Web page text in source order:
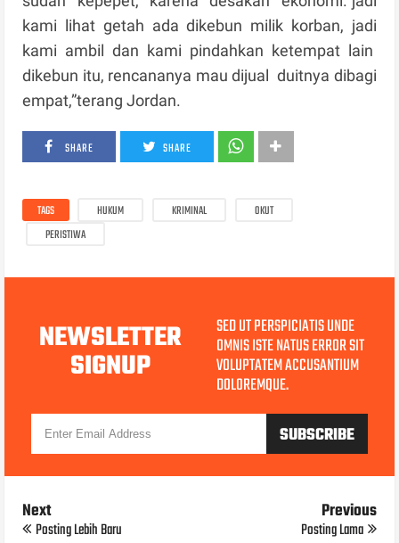
kami lihat getah ada dikebun milik korban, jadi
kami ambil dan kami pindahkan ketempat lain
dikebun itu, rencananya mau dijual duitnya dibagi
empat,”terang Jordan.
SHARE SHARE
TAGS HUKUM KRIMINAL
OKUT
PERISTIWA
NEWSLETTER
SIGNUP
SED UT PERSPICIATIS UNDE
OMNIS ISTE NATUS ERROR SIT
VOLUPTATEM ACCUSANTIUM
DOLOREMQUE.
Next
Posting Lebih Baru
Previous
Posting Lama